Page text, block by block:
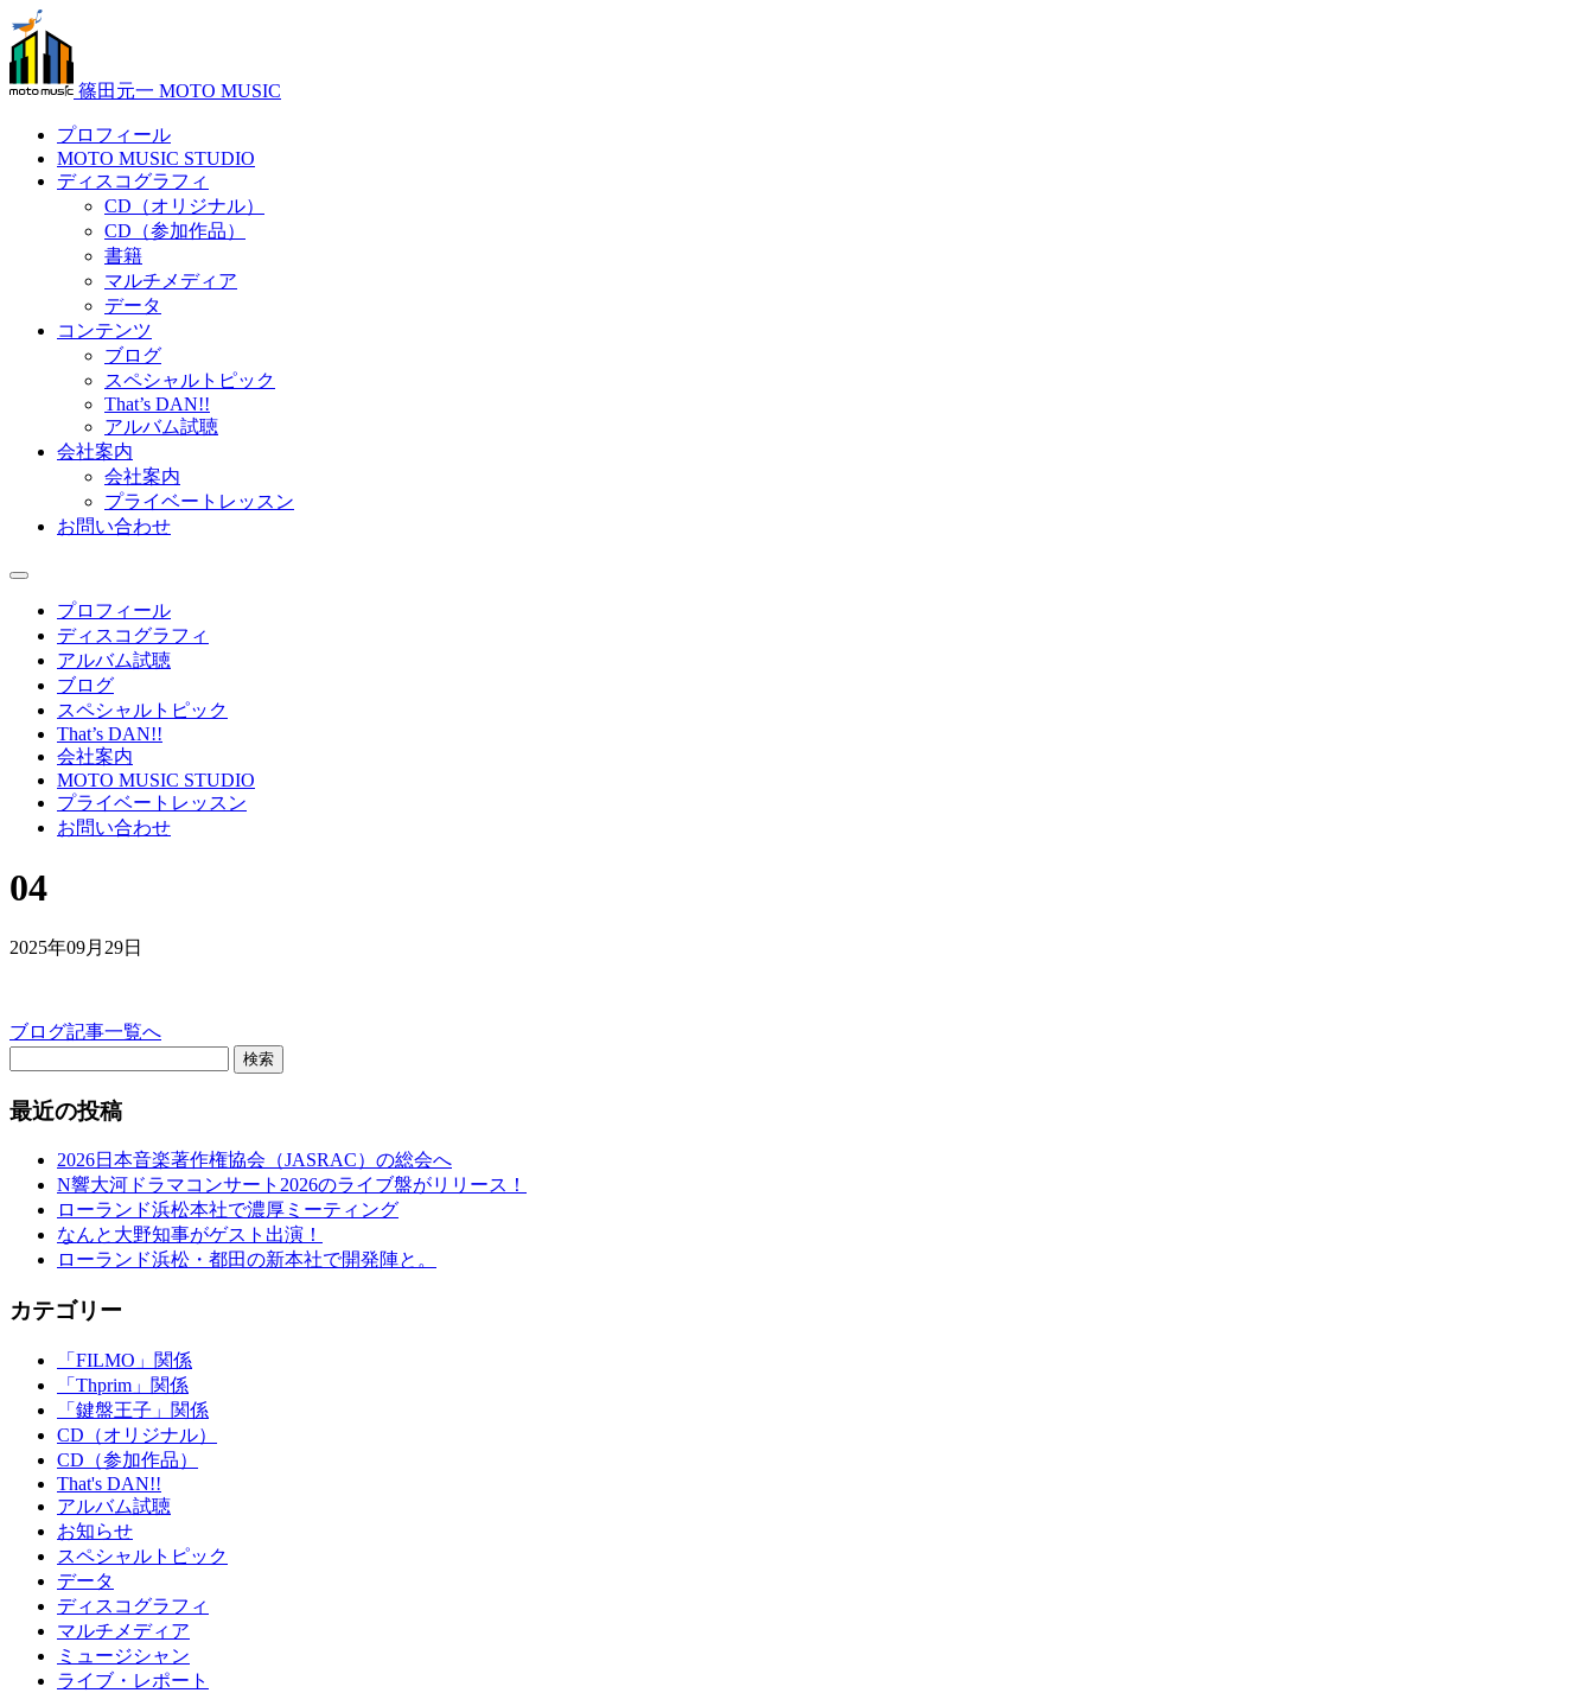
篠田元一 MOTO MUSIC
プロフィール
MOTO MUSIC STUDIO
ディスコグラフィ
CD（オリジナル）
CD（参加作品）
書籍
マルチメディア
データ
コンテンツ
ブログ
スペシャルトピック
That’s DAN!!
アルバム試聴
会社案内
会社案内
プライベートレッスン
お問い合わせ
プロフィール
ディスコグラフィ
アルバム試聴
ブログ
スペシャルトピック
That’s DAN!!
会社案内
MOTO MUSIC STUDIO
プライベートレッスン
お問い合わせ
04
2025年09月29日
ブログ記事一覧へ
検索
最近の投稿
2026日本音楽著作権協会（JASRAC）の総会へ
N響大河ドラマコンサート2026のライブ盤がリリース！
ローランド浜松本社で濃厚ミーティング
なんと大野知事がゲスト出演！
ローランド浜松・都田の新本社で開発陣と。
カテゴリー
「FILMO」関係
「Thprim」関係
「鍵盤王子」関係
CD（オリジナル）
CD（参加作品）
That's DAN!!
アルバム試聴
お知らせ
スペシャルトピック
データ
ディスコグラフィ
マルチメディア
ミュージシャン
ライブ・レポート